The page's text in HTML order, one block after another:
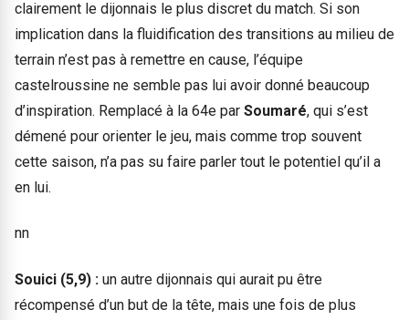
clairement le dijonnais le plus discret du match. Si son
implication dans la fluidification des transitions au milieu de
terrain n’est pas à remettre en cause, l’équipe
castelroussine ne semble pas lui avoir donné beaucoup
d’inspiration. Remplacé à la 64e par Soumaré, qui s’est
démené pour orienter le jeu, mais comme trop souvent
cette saison, n’a pas su faire parler tout le potentiel qu’il a
en lui.
nn
Souici (5,9) : un autre dijonnais qui aurait pu être
récompensé d’un but de la tête, mais une fois de plus